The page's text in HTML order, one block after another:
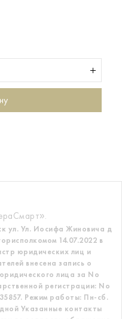
ул. Ул. Иосифа Жиновича д
14.07.2022 в
юридических лиц и
внесена запись о
лица за No
регистрации: No
Режим работы: Пн-сб.
Указанные контакты